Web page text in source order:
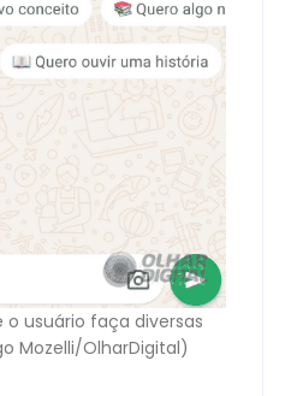
usuário faça diversas
Mozelli/OlharDigital)